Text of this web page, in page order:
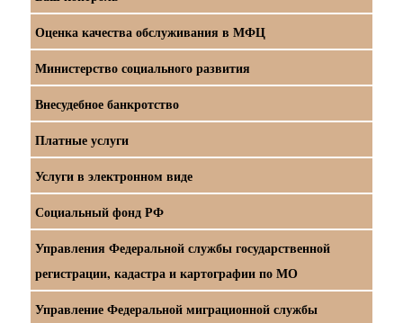
Оценка качества обслуживания в МФЦ
Министерство социального развития
Внесудебное банкротство
Платные услуги
Услуги в электронном виде
Социальный фонд РФ
Управления Федеральной службы государственной
регистрации, кадастра и картографии по МО
Управление Федеральной миграционной службы